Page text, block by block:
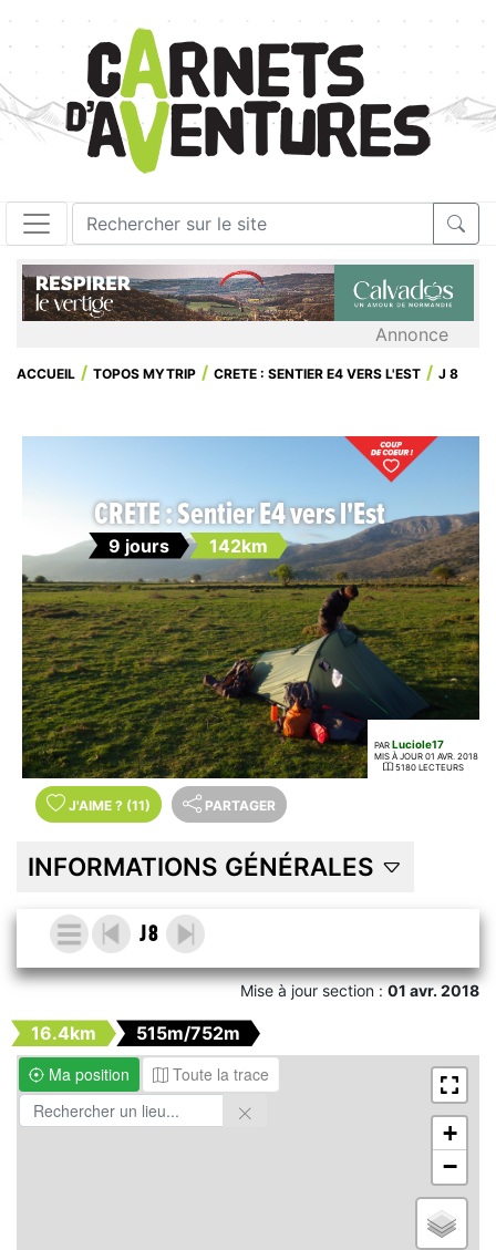
Annonce
ACCUEIL TOPOS MYTRIP CRETE : SENTIER E4 VERS L'EST J 8
CRETE : Sentier E4 vers l'Est
9 jours 142km
PAR Luciole17
MIS À JOUR 01 AVR. 2018
5180 LECTEURS
J'AIME ? (11) PARTAGER
INFORMATIONS GÉNÉRALES
J 8
Mise à jour section :01 avr. 2018
16.4km
515m/752m
Ma position
Toute la trace
+
−